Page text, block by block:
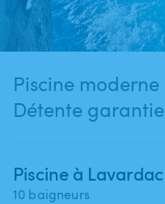
Piscine
Détente
Piscine à Lavardac
10 baigneurs